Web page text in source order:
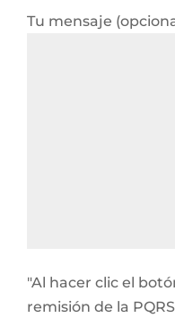
Tu mensaje
"Al hacer clic el
remisión de la